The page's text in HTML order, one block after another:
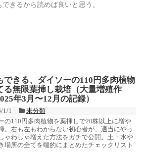
きるから読めば良いと思う。
できる、ダイソーの110円多肉植物
る無限葉挿し栽培（大量増殖作
年3月〜12月の記録）
1/1
未分類
の110円多肉植物を葉挿しで20株以上に増や
。右も左もわからない初心者が、適当にやっ
ゃわしゃ増えた方法をガチで公開。土・水や
場所の全てを端的にまとめたチェックリスト